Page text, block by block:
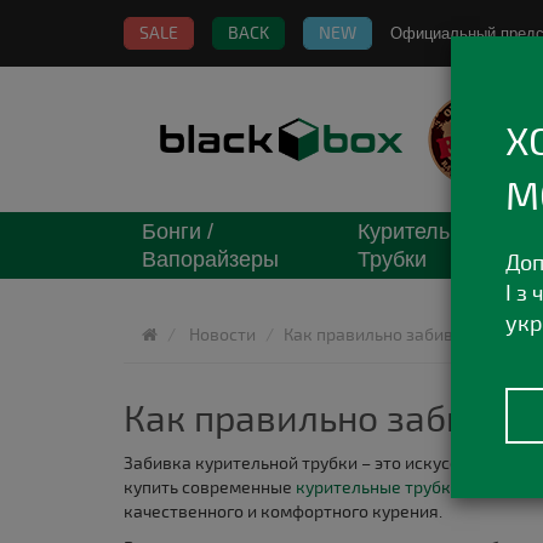
SALE BACK NEW Официальный
Бонги /
Вапорайзеры
Курительные
Трубки
Новости Как правильно забивать
Как правильно
Забивка курительной трубки – это искусство,
купить современные курительные трубки оптом
качественного и комфортного курения.
І з